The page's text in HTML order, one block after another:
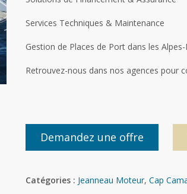
Services Techniques & Maintenance
Gestion de Places de Port dans les
Retrouvez-nous dans nos agences pour
Demandez une offre
Catégories : Jeanneau Moteur, Cap